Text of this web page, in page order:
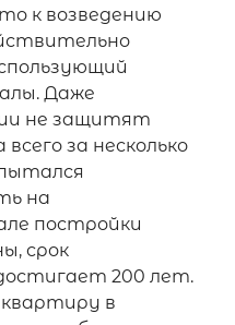
к возведению
Даже
не защитят
за несколько
на
постройки
срок
200 лет.
в